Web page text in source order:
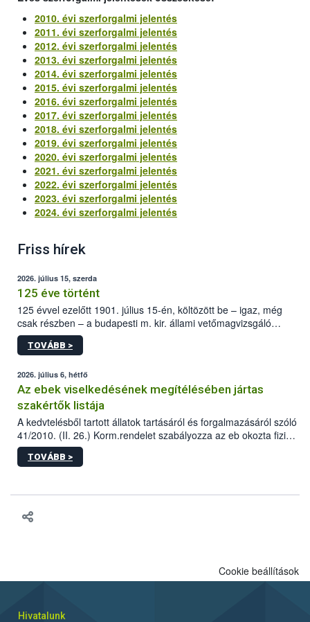
2010. évi szerforgalmi jelentés
2011. évi szerforgalmi jelentés
2012. évi szerforgalmi jelentés
2013. évi szerforgalmi jelentés
2014. évi szerforgalmi jelentés
2015. évi szerforgalmi jelentés
2016. évi szerforgalmi jelentés
2017. évi szerforgalmi jelentés
2018. évi szerforgalmi jelentés
2019. évi szerforgalmi jelentés
2020. évi szerforgalmi jelentés
2021. évi szerforgalmi jelentés
2022. évi szerforgalmi jelentés
2023. évi szerforgalmi jelentés
2024. évi szerforgalmi jelentés
Friss hírek
2026. július 15, szerda
125 éve történt
125 évvel ezelőtt 1901. július 15-én, költözött be – igaz, még
csak részben – a budapesti m. kir. állami vetőmagvizsgáló
állomás a Kis Rókus utca 15. szám alatti, Czigler Győző által
tervezett új épületébe.
TOVÁBB >
2026. július 6, hétfő
Az ebek viselkedésének megítélésében jártas
szakértők listája
A kedvtelésből tartott állatok tartásáról és forgalmazásáról szóló
41/2010. (II. 26.) Korm.rendelet szabályozza az eb okozta fizikai
sérülés, illetve ennek veszélye keletkezésekor felmerülő
hatósági feladatokat, valamint a veszélyes eb tartását és annak
TOVÁBB >
Cookie beállítások
Hivatalunk